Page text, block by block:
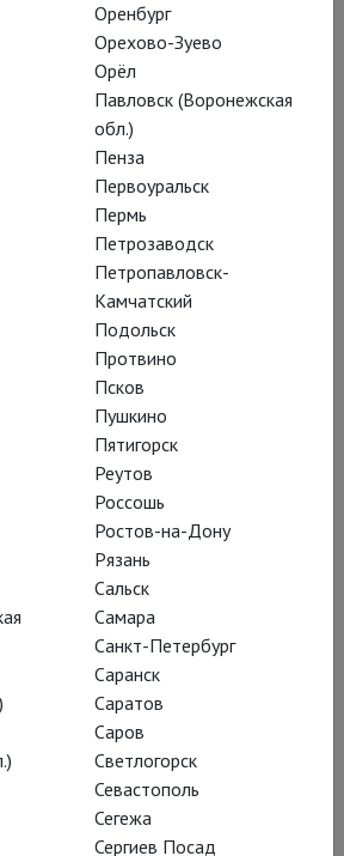
единства
России
поставил в
мюзикл
музыканты»
танцы и сюжет
мультдилогии,
свободу,
– от глупого
а Трубадур с
из Осла, Пса,
Петуха –
иноагенты,
и для
и для
театра.
Марчелли –
сценический
Оренбург
Орехово-Зуево
Орёл
Павловск (Воронежская
обл.)
Пенза
Первоуральск
Пермь
Петрозаводск
Петропавловск-
Камчатский
Подольск
Протвино
Псков
Пушкино
Пятигорск
Реутов
Россошь
Ростов-на-Дону
Рязань
Сальск
Самара
Санкт-Петербург
Саранск
Саратов
Саров
Светлогорск
Севастополь
Сегежа
Сергиев Посад